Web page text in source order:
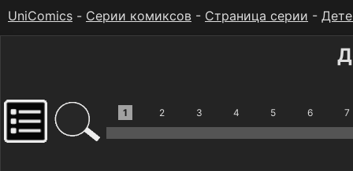
UniComics - Серии комиксов - Страница серии -
1 2 3 4 5 6 7